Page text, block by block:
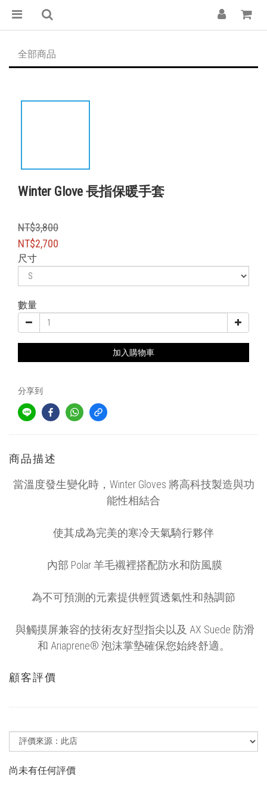
全部商品
Winter Glove 長指保暖手套
NT$3,800
NT$2,700
尺寸
數量
加入購物車
分享到
商品描述
當溫度發生變化時，Winter Gloves 將高科技製造與功
能性相結合
使其成為完美的寒冷天氣騎行夥伴
內部 Polar 羊毛襯裡搭配防水和防風膜
為不可預測的元素提供輕質透氣性和熱調節
與觸摸屏兼容的技術友好型指尖以及 AX Suede 防滑
和 Ariaprene® 泡沫掌墊確保您始終舒適。
顧客評價
尚未有任何評價